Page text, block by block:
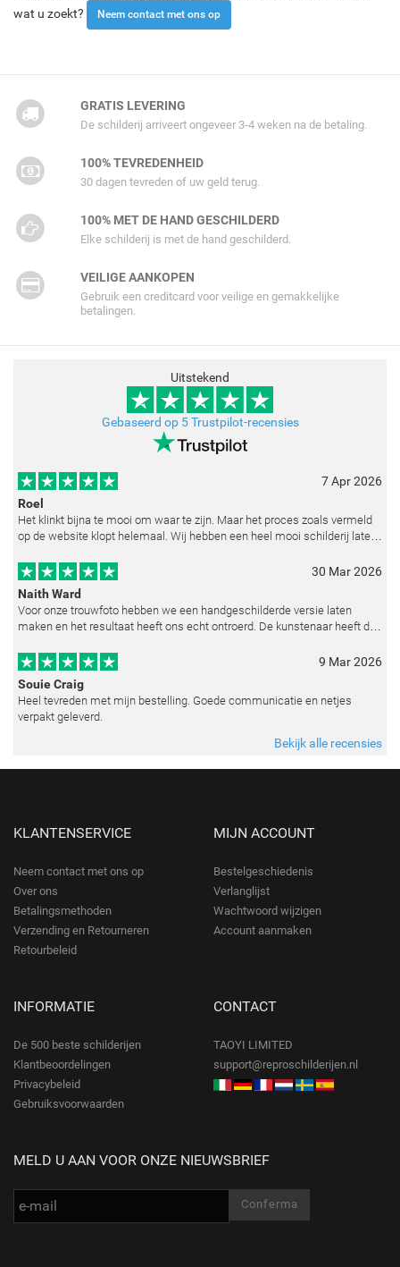
wat u zoekt?
Neem contact met ons op
GRATIS LEVERING
De schilderij arriveert ongeveer 3-4 weken na de betaling.
100% TEVREDENHEID
30 dagen tevreden of uw geld terug.
100% MET DE HAND GESCHILDERD
Elke schilderij is met de hand geschilderd.
VEILIGE AANKOPEN
Gebruik een creditcard voor veilige en gemakkelijke
betalingen.
Uitstekend
Gebaseerd op 5 Trustpilot-recensies
7 Apr 2026
Roel
Het klinkt bijna te mooi om waar te zijn. Maar het proces zoals vermeld
op de website klopt helemaal. Wij hebben een heel mooi schilderij laten
30 Mar 2026
Naith Ward
Voor onze trouwfoto hebben we een handgeschilderde versie laten
maken en het resultaat heeft ons echt ontroerd. De kunstenaar heeft de
9 Mar 2026
Souie Craig
Heel tevreden met mijn bestelling. Goede communicatie en netjes
verpakt geleverd.
Bekijk alle recensies
KLANTENSERVICE
Neem contact met ons op
Over ons
Betalingsmethoden
Verzending en Retourneren
Retourbeleid
MIJN ACCOUNT
Bestelgeschiedenis
Verlanglijst
Wachtwoord wijzigen
Account aanmaken
INFORMATIE
De 500 beste schilderijen
Klantbeoordelingen
Privacybeleid
Gebruiksvoorwaarden
CONTACT
TAOYI LIMITED
support@reproschilderijen.nl
MELD U AAN VOOR ONZE NIEUWSBRIEF